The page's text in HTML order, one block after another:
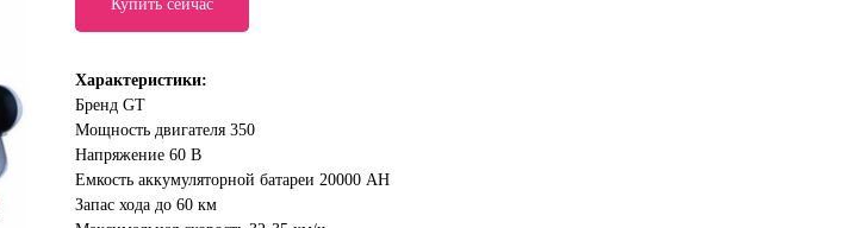
Купить сейчас
Характеристики:
Бренд GT
Мощность двигателя 350
Напряже ние 60 В
Емкость аккумуляторной батареи 20000 AH
Запас хода до 60 км